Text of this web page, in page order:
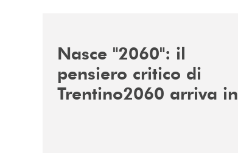
Nasce "2060": il
pensiero critico di
Trentino2060 arriva in